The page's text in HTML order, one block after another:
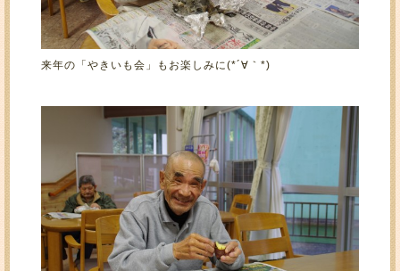
来年の「やきいも会」もお楽しみに(*´∀｀*)